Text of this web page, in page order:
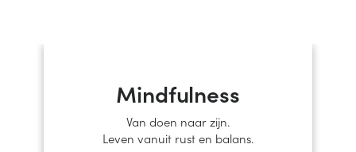
Mindfulness
Van doen naar zijn.
Leven vanuit rust en balans.